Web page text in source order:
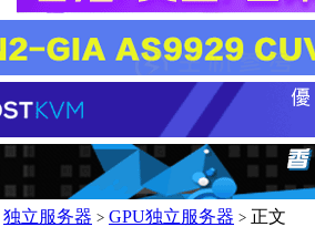
独立服务器 > GPU独立服务器 > 正文